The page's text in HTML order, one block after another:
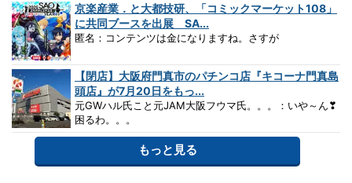
京楽産業．と大都技研、「コミックマーケット108」
に共同ブースを出展 SA...
匿名：コンテンツは金になりますね。さすが
【閉店】大阪府門真市のパチンコ店『キコーナ門真島
頭店』が7月20日をもっ...
元GWハル氏こと元JAM大阪フウマ氏。。。：いや～ん❣
困るわ。。。
もっと見る